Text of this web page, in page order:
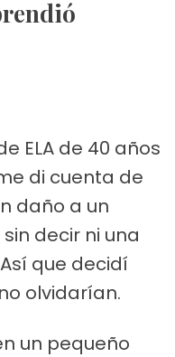
ELA de 40 años
di cuenta de
daño a un
decir ni una
que decidí
olvidarían.
un pequeño